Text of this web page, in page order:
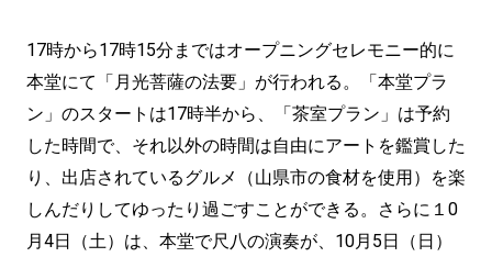
17時から17時15分まではオープニングセレモニー的に
本堂にて「月光菩薩の法要」が行われる。「本堂プラ
ン」のスタートは17時半から、「茶室プラン」は予約
した時間で、それ以外の時間は自由にアートを鑑賞した
り、出店されているグルメ（山県市の食材を使用）を楽
しんだりしてゆったり過ごすことができる。さらに１0
月4日（土）は、本堂で尺八の演奏が、10月5日（日）